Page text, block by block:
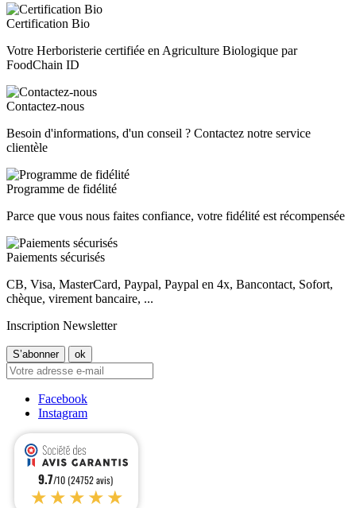
Certification Bio
Votre Herboristerie certifiée en Agriculture Biologique par
FoodChain ID
Contactez-nous
Besoin d'informations, d'un conseil ? Contactez notre service
clientèle
Programme de fidélité
Parce que vous nous faites confiance, votre fidélité est récompensée
Paiements sécurisés
CB, Visa, MasterCard, Paypal, Paypal en 4x, Bancontact, Sofort,
chèque, virement bancaire, ...
Inscription Newsletter
Facebook
Instagram
9.7/10 (24752 avis)
★★★★★